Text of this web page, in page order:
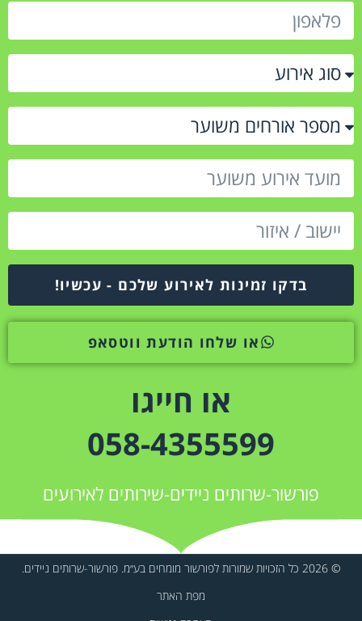
בדקו זמינות לאירוע שלכם - עכשיו!
או שלחו הודעת ווטסאפ
או חייגו
058-4355599
פורשור-שרותים ניידים-שירותים לאירועים
© 2026 כל הזכויות שמורות לפורשור מומחים בע״מ. פורשור-שרותים ניידים.
מפת האתר